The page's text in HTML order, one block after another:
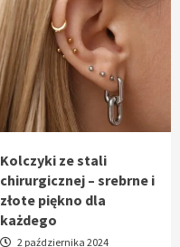
Kolczyki ze stali
chirurgicznej – srebrne i
złote piękno dla
każdego
2 października 2024